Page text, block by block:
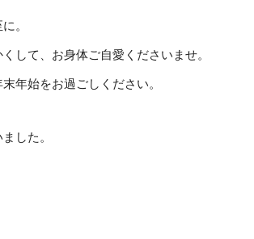
。
して、お身体ご自愛くださいませ。
年始をお過ごしください。
した。